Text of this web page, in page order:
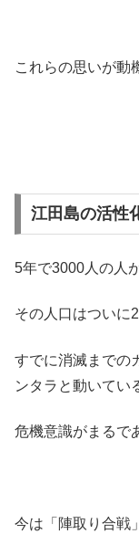
これらの思いが動
江田島の活性
5年で3000人の人
その人口はついに
すでに消滅までの
ンタラと動いてい
危機意識がまるで
今は「陣取り合戦